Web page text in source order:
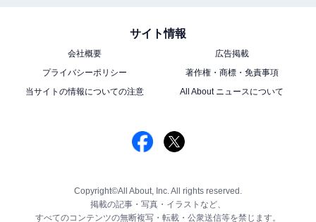
サイト情報
会社概要
広告掲載
プライバシーポリシー
著作権・商標・免責事項
当サイトの情報についての注意
All About ニュースについて
Copyright©All About, Inc. All rights reserved.
掲載の記事・写真・イラストなど、
すべてのコンテンツの無断複写・転載・公衆送信等を禁じます。